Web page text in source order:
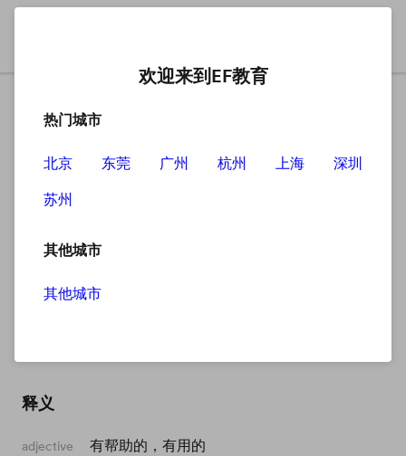
helpful
释义
adjective 有帮助的，有用的
欢迎来到EF教育
热门城市
北京 东莞 广州 杭州 上海
深圳
苏州
其他城市
其他城市